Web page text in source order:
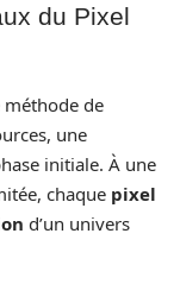
du Pixel
méthode de
une
initiale. À une
chaque pixel
d’un univers